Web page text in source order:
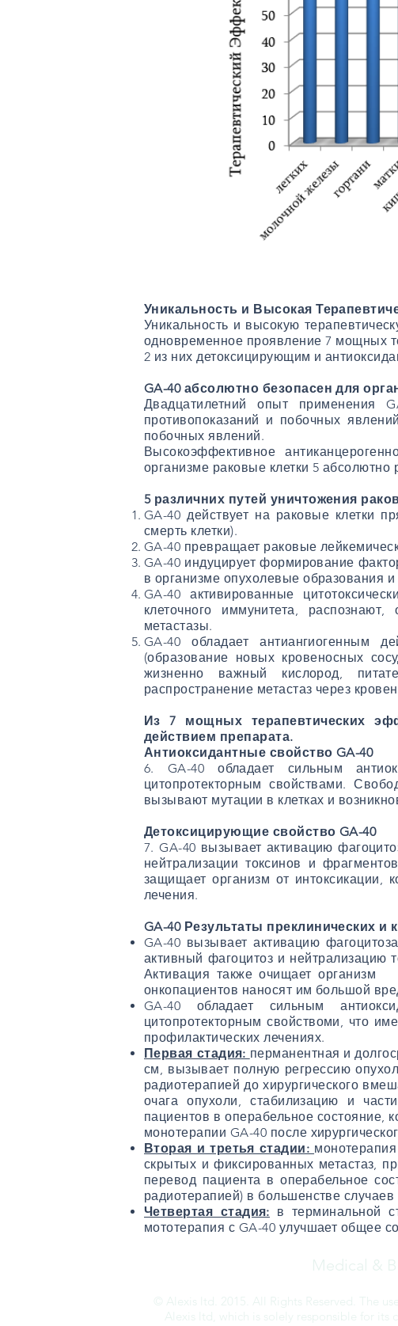
Уникальность и Высокая
Уникальность и высокую
одновременное проявление 7 мощных
2 из них детоксицирующим и
GA-40 абсолютно безопасен для
Двадцатилетний опыт применения
противопоказаний и побочных
побочных явлений.
Высокоэффективное
организме раковые клетки 5
5 различних путей уничтожения
GA-40 действует на раковые клетки
смерть клетки).
GA-40 превращает раковые
GA-40 индуцирует формирование
в организме опухолевые образования и
GA-40 активированные
клеточного иммунитета,
метастазы.
GA-40 обладает антиангиогенным
(образование новых кровеносных
жизненно важный кислород,
распространение метастаз через
Из 7 мощных терапевтических
действием препарата.
Антиоксидантные свойство GA-40
6. GA-40 обладает сильным
цитопротекторным свойствами.
вызывают мутации в клетках и
Детоксицирующие свойство GA-40
7. GA-40 вызывает активацию
нейтрализации токсинов и
защищает организм от интоксикации,
лечения.
GA-40 Результаты преклинических и
GA-40 вызывает активацию
активный фагоцитоз и нейтрализацию
Активация также очищает
онкопациентов наносят им большой
GA-40 обладает сильным
цитопротекторным свойствоми, что
профилактических лечениях.
Первая стадия: перманентная и
см, вызывает полную регрессию
радиотерапией до хирургического
очага опухоли, стабилизацию и
пациентов в операбельное состояние,
монотерапии GA-40 после
Вторая и третья стадии:
скрытых и фиксированных метастаз,
перевод пациента в операбельное
радиотерапией) в большенстве
Четвертая стадия: в терминальной
мототерапия с GA-40 улучшает общее
Medical &
© Alexis ltd. 2015. All Rights Reserved. The
Alexis ltd, which is solely responsible for its